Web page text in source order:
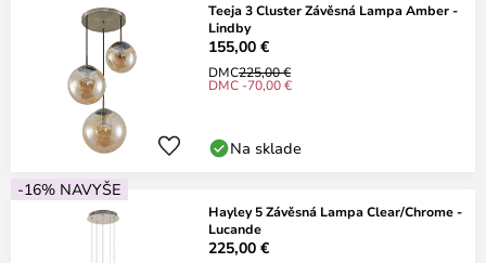
Teeja 3 Cluster Závěsná Lampa Amber -
Lindby
155,00 €
DMC225,00 €
DMC -70,00 €
Na sklade
-16% NAVYŠE
Hayley 5 Závěsná Lampa Clear/Chrome -
Lucande
225,00 €